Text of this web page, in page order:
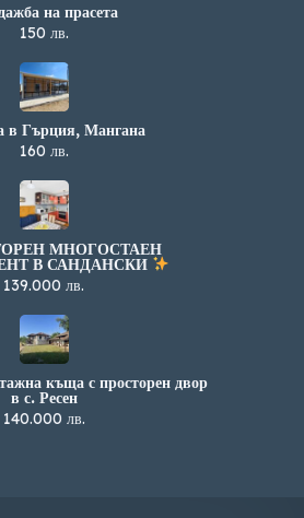
на прасета
150 лв.
в Гърция, Мангана
160 лв.
МНОГОСТАЕН
В САНДАНСКИ
139.000 лв.
къща с просторен двор
в с. Ресен
140.000 лв.